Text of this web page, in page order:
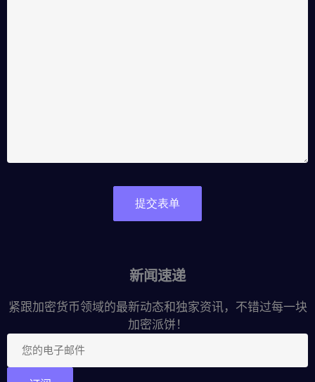
新闻速递
紧跟加密货币领域的最新动态和独家资讯，不错过每一块
加密派饼！